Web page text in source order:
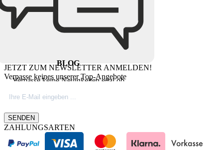
BLOG
Verpasse keine Neuigkeiten egal ob
Firmeninfos. Besuche unseren Blog.
JETZT ZUM NEWSLETTER ANMELDEN!
Verpasse keines unserer Top-Angebote
SENDEN
ZAHLUNGSARTEN